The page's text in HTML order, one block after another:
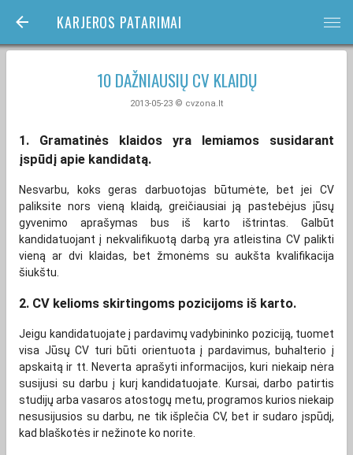
KARJEROS PATARIMAI bars
10 DAŽNIAUSIŲ CV KLAIDŲ
2013-05-23 © cvzona.lt
1. Gramatinės klaidos yra lemiamos susidarant
įspūdį apie kandidatą.
Nesvarbu, koks geras darbuotojas būtumėte, bet jei CV
paliksite nors vieną klaidą, greičiausiai ją pastebėjus jūsų
gyvenimo aprašymas bus iš karto ištrintas. Galbūt
kandidatuojant į nekvalifikuotą darbą yra atleistina CV palikti
vieną ar dvi klaidas, bet žmonėms su aukšta kvalifikacija
šiukštu.
2. CV kelioms skirtingoms pozicijoms iš karto.
Jeigu kandidatuojate į pardavimų vadybininko poziciją, tuomet
visa Jūsų CV turi būti orientuota į pardavimus, buhalterio į
apskaitą ir tt. Neverta aprašyti informacijos, kuri niekaip nėra
susijusi su darbu į kurį kandidatuojate. Kursai, darbo patirtis
studijų arba vasaros atostogų metu, programos kurios niekaip
nesusijusios su darbu, ne tik išplečia CV, bet ir sudaro įspūdį,
kad blaškotės ir nežinote ko norite.